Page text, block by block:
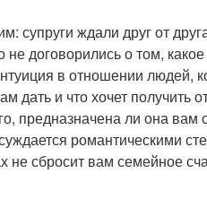
ждали друг от
договорились о том,
в отношении людей,
дать и что хочет получить
предназначена ли она вам
романтическими
сбросит вам семейное